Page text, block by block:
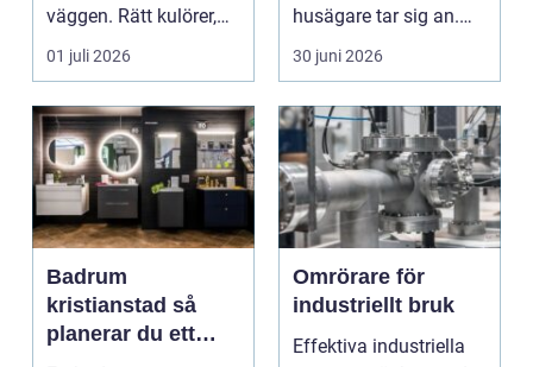
väggen. Rätt kulörer,
noggrant underarbete
och e...
01 juli 2026
husägare tar sig an.
Kostnaderna är ofta
höga...
30 juni 2026
Badrum
kristianstad så
planerar du ett
Omrörare för
industriellt bruk
Effektiva industriella